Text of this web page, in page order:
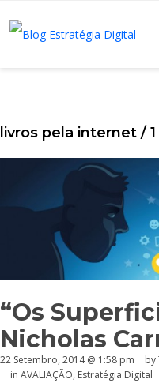
livros pela internet /
“Os
Nicholas
22 Setembro, 2014 @ 1:58 pm
by
in AVALIAÇÃO, Estratégia Digital